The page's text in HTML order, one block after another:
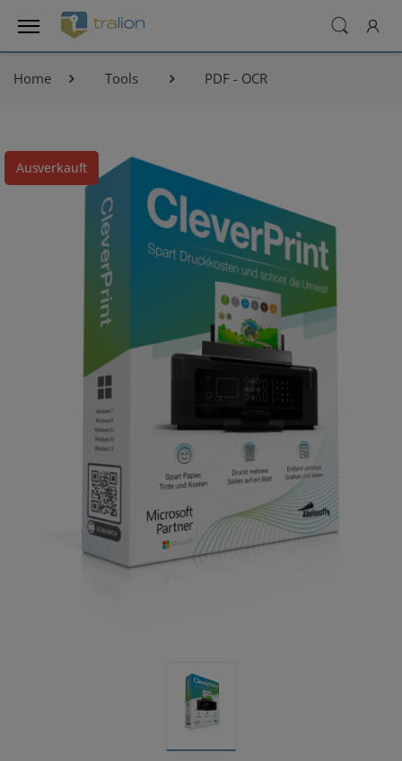
Home Tools PDF - OCR
Ausverkauft